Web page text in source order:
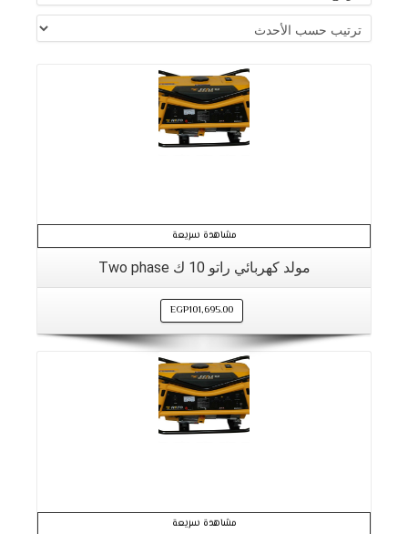
مشاهدة سريعة
مولد كهربائي راتو 10 ك Two phase
EGP101,695.00
مشاهدة سريعة